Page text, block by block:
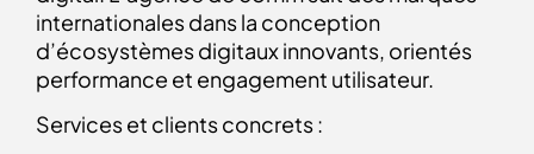
internationales dans la conception
d’écosystèmes digitaux innovants, orientés
performance et engagement utilisateur.
Services et clients concrets :